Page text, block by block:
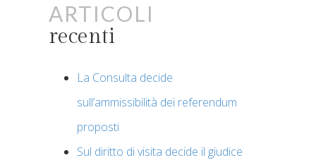
Articoli
recenti
La Consulta decide
sull’ammissibilità dei referendum
proposti
Sul diritto di visita decide il giudice